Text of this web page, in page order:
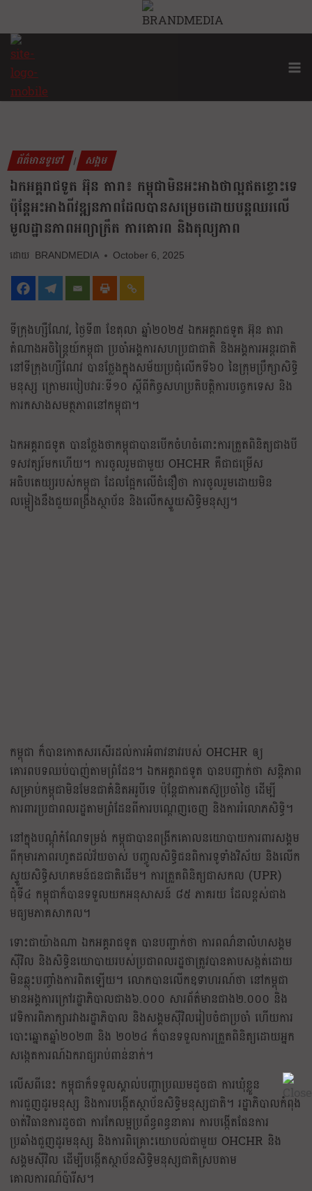
ព័ត៌មានទូទៅ | សង្គម
ឯកអគ្គរាជទូត អ៊ុន តារា៖ កម្ពុជាមិនអះអាងថាល្អឥតខ្ចោះទេ
ប៉ុន្តែអះអាងពីវឌ្ឍនភាពដែលបានសម្រេចដោយបន្តឈរលើ
មូលដ្ឋានភាពអព្យាក្រឹត ការគោរព និងតុល្យភាព
BRANDMEDIA October 6, 2025
ទីក្រុងហ្សឺណែវ, ថ្ងៃទី៣ ខែតុលា ឆ្នាំ២០២៥ ឯកអគ្គរាជទូត អ៊ុន តារា
តំណាងអចិន្ត្រៃយ៍កម្ពុជា ប្រចាំអង្គការសហប្រជាជាតិ និងអង្គការអន្តរជាតិ
នៅទីក្រុងហ្សឺណែវ បានថ្លែងក្នុងសម័យប្រជុំលើកទី៦០ នៃក្រុមប្រឹក្សាសិទ្ធិ
មនុស្ស ក្រោមរបៀបវារៈទី១០ ស្តីពីកិច្ចសហប្រតិបត្តិការបច្ចេកទេស និង
ការកសាងសមត្ថភាពនៅកម្ពុជា។
ឯកអគ្គរាជទូត បានថ្លែងថាកម្ពុជាបានបើកចំហចំពោះការត្រួតពិនិត្យជាងបី
ទសវត្សរ៍មកហើយ។ ការចូលរួមជាមួយ OHCHR គឺជាជម្រើស
អធិបតេយ្យរបស់កម្ពុជា ដែលផ្អែកលើជំនឿថា ការចូលរួមដោយមិន
លម្អៀងនឹងជួយពង្រឹងស្ថាប័ន និងលើកស្ទួយសិទ្ធិមនុស្ស។
កម្ពុជា ក៏បានកោតសរសើរដល់ការអំពាវនាវរបស់ OHCHR ឲ្យ
គោរពបទឈប់បាញ់តាមព្រំដែន។ ឯកអគ្គរាជទូត បានបញ្ជាក់ថា សន្តិភាព
សម្រាប់កម្ពុជាមិនមែនជាគំនិតអរូបីទេ ប៉ុន្តែជាការតស៊ូប្រចាំថ្ងៃ ដើម្បី
ការពារប្រជាពលរដ្ឋតាមព្រំដែនពីការបណ្តេញចេញ និងការរំលោភសិទ្ធិ។
នៅក្នុងបណ្តុំកំណែទម្រង់ កម្ពុជាបានពង្រីកគោលនយោបាយការពារសង្គម
ពីកុមារភាពរហូតដល់វ័យចាស់ បញ្ចូលសិទ្ធិជនពិការទូទាំងវិស័យ និងលើក
ស្ទួយសិទ្ធិសហគមន៍ជនជាតិដើម។ ការត្រួតពិនិត្យជាសកល (UPR)
ជុំទី៤ កម្ពុជាក៏បានទទួលយកអនុសាសន៍ ៨៥ ភាគរយ ដែលខ្ពស់ជាង
មធ្យមភាគសាកល។
ទោះជាយ៉ាងណា ឯកអគ្គរាជទូត បានបញ្ជាក់ថា ការពណ៌នាលំហសង្គម
ស៊ីវិល និងសិទ្ធិនយោបាយរបស់ប្រជាពលរដ្ឋថាត្រូវបានគាបសង្កត់ដោយ
មិនឆ្លុះបញ្ចាំងការពិតឡើយ។ លោកបានលើកឧទាហរណ៍ថា នៅកម្ពុជា
មានអង្គការក្រៅរដ្ឋាភិបាលជាង៦.០០០ សារព័ត៌មានជាង២.០០០ និង
វេទិការពិភាក្សារវាងរដ្ឋាភិបាល និងសង្គមស៊ីវិលរៀបចំជាប្រចាំ ហើយការ
បោះឆ្នោតឆ្នាំ២០២៣ និង ២០២៤ ក៏បានទទួលការត្រួតពិនិត្យដោយអ្នក
សង្កេតការណ៍ឯករាជ្យរាប់ពាន់នាក់។
លើសពីនេះ កម្ពុជាក៏ទទួលស្គាល់បញ្ហាប្រឈមដូចជា ការឃុំខ្លួន
ការជួញដូរមនុស្ស និងការបង្កើតស្ថាប័នសិទ្ធិមនុស្សជាតិ។ រដ្ឋាភិបាលកំពុង
ចាត់វិធានការដូចជា ការកែលម្អប្រព័ន្ធពន្ធនាគារ ការបង្កើតផែនការ
ប្រឆាំងជួញដូរមនុស្ស និងការពិគ្រោះយោបល់ជាមួយ OHCHR និង
សង្គមស៊ីវិល ដើម្បីបង្កើតស្ថាប័នសិទ្ធិមនុស្សជាតិស្របតាម
គោលការណ៍ប៉ារីស។